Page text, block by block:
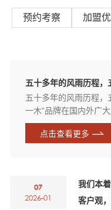
预约考察 加盟
五十多年的风雨历程，
五十多年的风雨历程，
一木”品牌在国内外广
度、信用和商誉。
点击查看更多
07
2026-01
我们本
客户观